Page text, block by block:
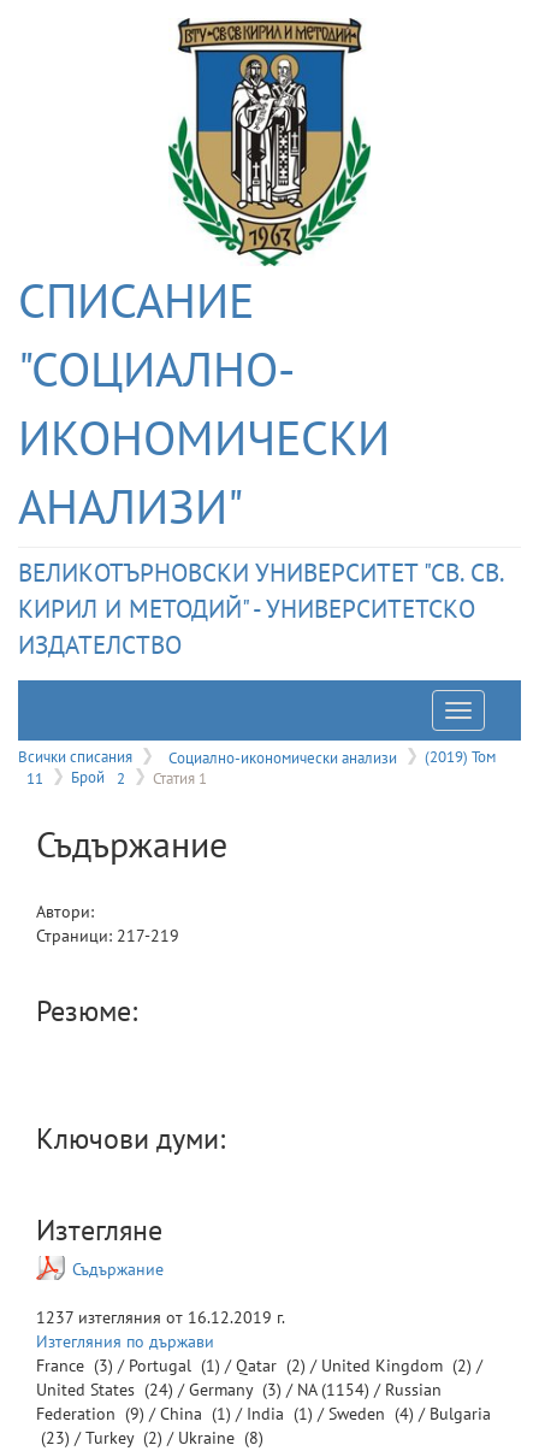
СПИСАНИЕ
"СОЦИАЛНО-
ИКОНОМИЧЕСКИ
АНАЛИЗИ"
ВЕЛИКОТЪРНОВСКИ УНИВЕРСИТЕТ "СВ. СВ.
КИРИЛ И МЕТОДИЙ" - УНИВЕРСИТЕТСКО
ИЗДАТЕЛСТВО
Отваряне
на
Всички списания Социално-икономически анализи
(2019) Том
11
Брой 2 Статия 1
Съдържание
Автори:
Страници: 217-219
Резюме:
Ключови думи:
Изтегляне
Съдържание
1237 изтегляния от 16.12.2019 г.
Изтегляния по държави
France (3) / Portugal (1) /Qatar (2) / United Kingdom (2) /
United States (24) /Germany (3) / NA(1154) / Russian
Federation (9) /China (1) / India (1) /Sweden (4) / Bulgaria
(23) /Turkey (2) / Ukraine (8)